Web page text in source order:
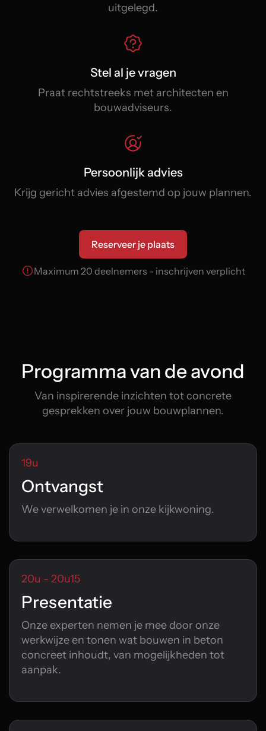
uitgelegd.
Stel al je vragen
Praat rechtstreeks met architecten en
bouwadviseurs.
Persoonlijk advies
Krijg gericht advies afgestemd op jouw plannen.
Reserveer je plaats
Maximum 20 deelnemers - inschrijven verplicht
Programma van de avond
Van inspirerende inzichten tot concrete
gesprekken over jouw bouwplannen.
19u
Ontvangst
We verwelkomen je in onze kijkwoning.
20u - 20u15
Presentatie
Onze experten nemen je mee door onze
werkwijze en tonen wat bouwen in beton
concreet inhoudt, van mogelijkheden tot
aanpak.